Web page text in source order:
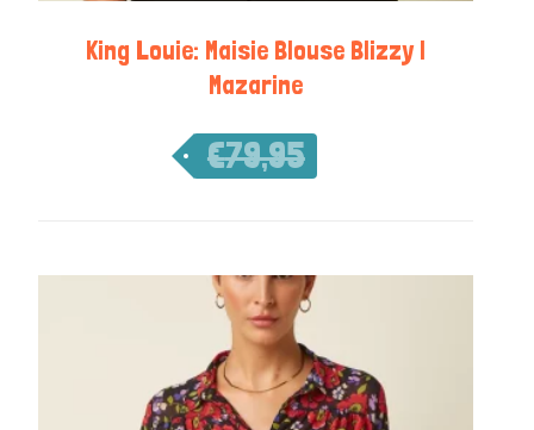
King Louie: Maisie Blouse Blizzy |
Mazarine
€79,95